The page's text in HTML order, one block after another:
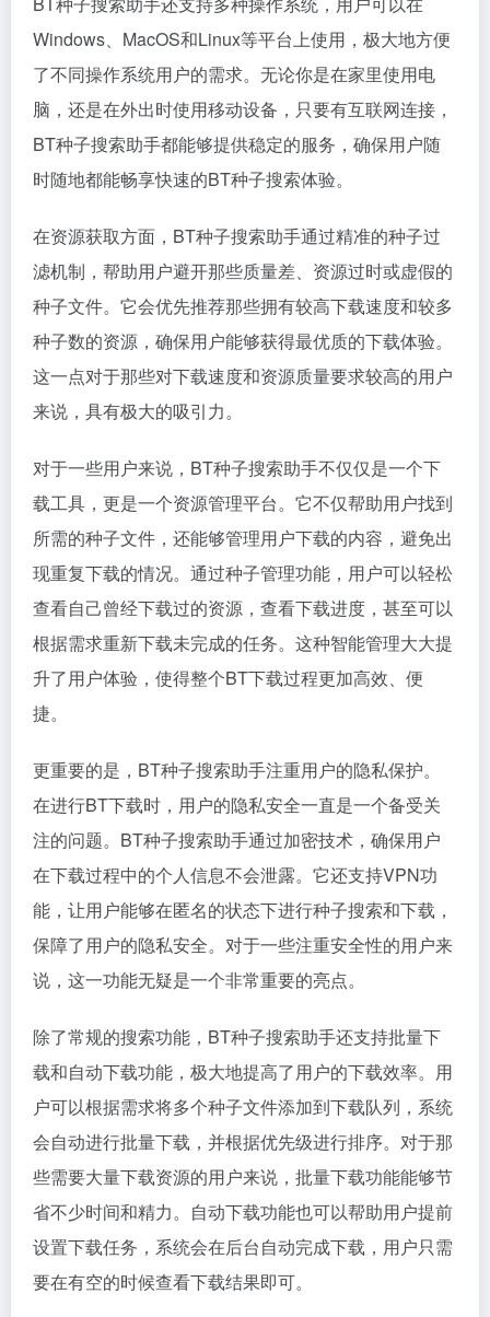
Windows、MacOS和Linux等平台上使用，极大地方便
了不同操作系统用户的需求。无论你是在家里使用电
脑，还是在外出时使用移动设备，只要有互联网连接，
BT种子搜索助手都能够提供稳定的服务，确保用户随
时随地都能畅享快速的BT种子搜索体验。
在资源获取方面，BT种子搜索助手通过精准的种子过
滤机制，帮助用户避开那些质量差、资源过时或虚假的
种子文件。它会优先推荐那些拥有较高下载速度和较多
种子数的资源，确保用户能够获得最优质的下载体验。
这一点对于那些对下载速度和资源质量要求较高的用户
来说，具有极大的吸引力。
对于一些用户来说，BT种子搜索助手不仅仅是一个下
载工具，更是一个资源管理平台。它不仅帮助用户找到
所需的种子文件，还能够管理用户下载的内容，避免出
现重复下载的情况。通过种子管理功能，用户可以轻松
查看自己曾经下载过的资源，查看下载进度，甚至可以
根据需求重新下载未完成的任务。这种智能管理大大提
升了用户体验，使得整个BT下载过程更加高效、便
捷。
更重要的是，BT种子搜索助手注重用户的隐私保护。
在进行BT下载时，用户的隐私安全一直是一个备受关
注的问题。BT种子搜索助手通过加密技术，确保用户
在下载过程中的个人信息不会泄露。它还支持VPN功
能，让用户能够在匿名的状态下进行种子搜索和下载，
保障了用户的隐私安全。对于一些注重安全性的用户来
说，这一功能无疑是一个非常重要的亮点。
除了常规的搜索功能，BT种子搜索助手还支持批量下
载和自动下载功能，极大地提高了用户的下载效率。用
户可以根据需求将多个种子文件添加到下载队列，系统
会自动进行批量下载，并根据优先级进行排序。对于那
些需要大量下载资源的用户来说，批量下载功能能够节
省不少时间和精力。自动下载功能也可以帮助用户提前
设置下载任务，系统会在后台自动完成下载，用户只需
要在有空的时候查看下载结果即可。